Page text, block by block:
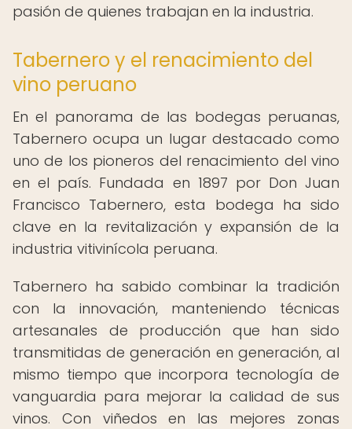
pasión de quienes trabajan en la industria.
Tabernero y el renacimiento del
vino peruano
En el panorama de las bodegas peruanas,
Tabernero ocupa un lugar destacado como
uno de los pioneros del renacimiento del vino
en el país. Fundada en 1897 por Don Juan
Francisco Tabernero, esta bodega ha sido
clave en la revitalización y expansión de la
industria vitivinícola peruana.
Tabernero ha sabido combinar la tradición
con la innovación, manteniendo técnicas
artesanales de producción que han sido
transmitidas de generación en generación, al
mismo tiempo que incorpora tecnología de
vanguardia para mejorar la calidad de sus
vinos. Con viñedos en las mejores zonas